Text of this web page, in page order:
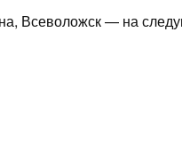
Всеволожск — на